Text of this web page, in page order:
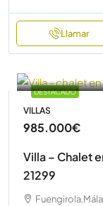
Llamar
DESTACADO
VILLAS
985.000€
Villa – Chalet
21299